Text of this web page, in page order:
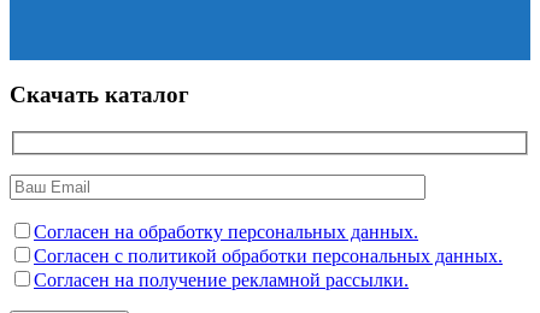
Скачать каталог
Согласен на обработку персональных данных.
Согласен с политикой обработки персональных данных.
Согласен на получение рекламной рассылки.